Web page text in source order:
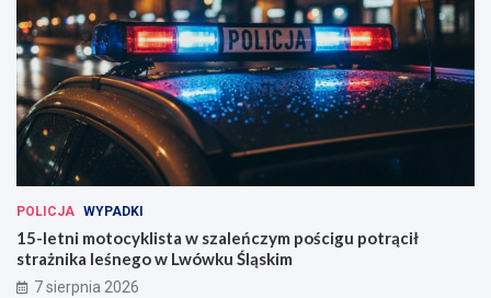
w
e
e
k
e
n
POLICJA WYPADKI
15-letni motocyklista w szaleńczym pościgu potrącił
strażnika leśnego w Lwówku Śląskim
7 sierpnia 2026